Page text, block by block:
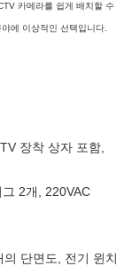
카메라를 쉽게 배치할 수
에 이상적인 선택입니다.
장착 상자 포함,
2개, 220VAC
단면도, 전기 윈치